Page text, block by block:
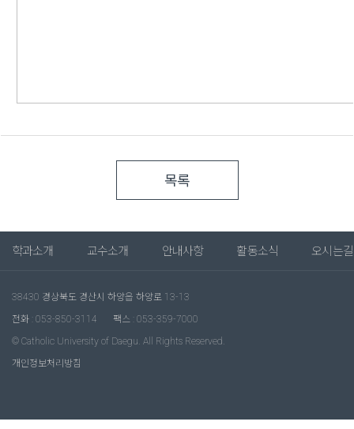
목록
학과소개 교수소개 안내사항 활동소식 오시는길
38430 경상북도 경산시 하양읍 하양로 13-13
전화 : 053-850-3114
팩스 : 053-359-7000
© Catholic University of Daegu. All Rights Reserved.
개인정보처리방침